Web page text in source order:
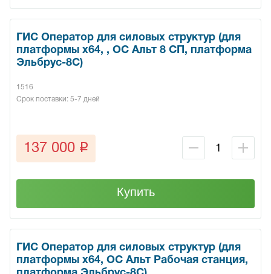
ГИС Оператор для силовых структур (для
платформы x64, , ОС Альт 8 СП, платформа
Эльбрус-8С)
1516
Срок поставки: 5-7 дней
137 000 q
Купить
ГИС Оператор для силовых структур (для
платформы x64, ОС Альт Рабочая станция,